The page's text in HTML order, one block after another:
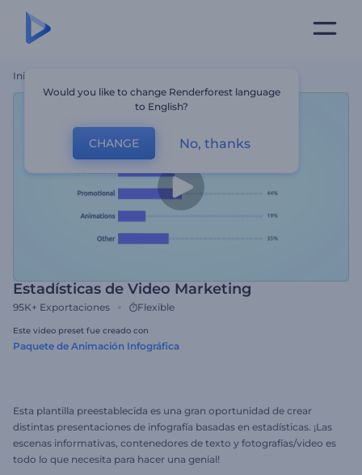
Inicio
Estadísticas de Video Marketing
95K+ Exportaciones Flexible
Este video preset fue creado con
Paquete de Animación Infográfica
Esta plantilla preestablecida es una gran oportunidad de crear
distintas presentaciones de infografía basadas en estadísticas. ¡Las
escenas informativas, contenedores de texto y fotografías/video es
todo lo que necesita para hacer una genial!
Would you like to change Renderforest language
to English?
CHANGE No, thanks